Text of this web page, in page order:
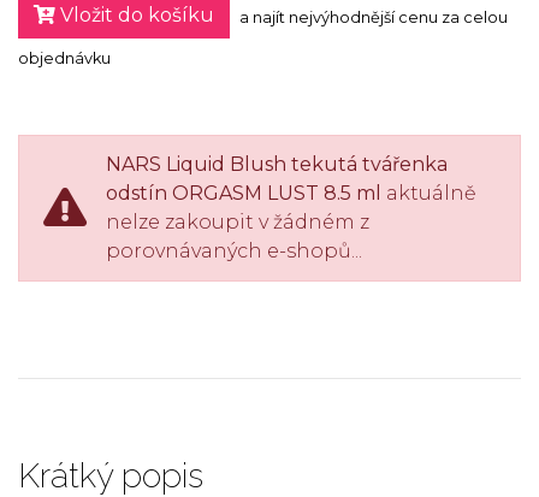
Vložit do košíku a najít nejvýhodnější cenu za celou
objednávku
NARS Liquid Blush tekutá tvářenka
odstín ORGASM LUST 8.5 ml aktuálně
nelze zakoupit v žádném z
porovnávaných e-shopů...
Krátký popis